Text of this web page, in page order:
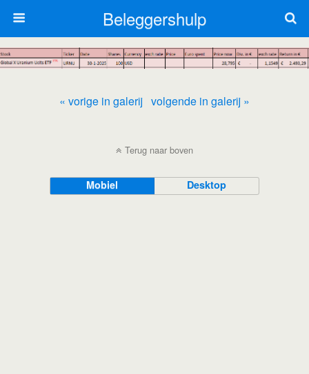
Beleggershulp
« vorige in galerij volgende in galerij »
Terug naar boven
Mobiel Desktop